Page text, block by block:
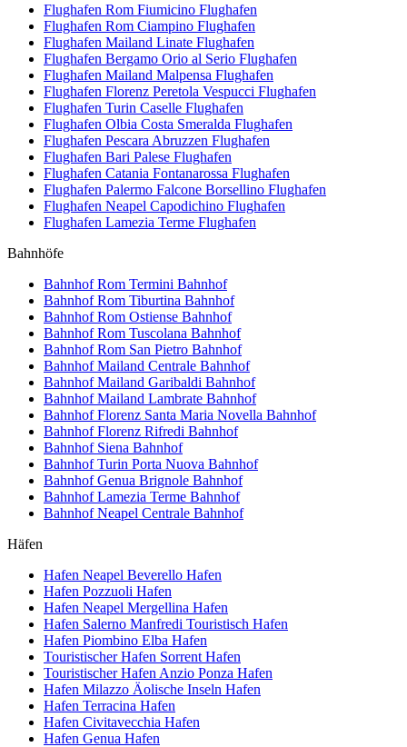
Flughafen Rom Fiumicino Flughafen
Flughafen Rom Ciampino Flughafen
Flughafen Mailand Linate Flughafen
Flughafen Bergamo Orio al Serio Flughafen
Flughafen Mailand Malpensa Flughafen
Flughafen Florenz Peretola Vespucci Flughafen
Flughafen Turin Caselle Flughafen
Flughafen Olbia Costa Smeralda Flughafen
Flughafen Pescara Abruzzen Flughafen
Flughafen Bari Palese Flughafen
Flughafen Catania Fontanarossa Flughafen
Flughafen Palermo Falcone Borsellino Flughafen
Flughafen Neapel Capodichino Flughafen
Flughafen Lamezia Terme Flughafen
Bahnhöfe
Bahnhof Rom Termini Bahnhof
Bahnhof Rom Tiburtina Bahnhof
Bahnhof Rom Ostiense Bahnhof
Bahnhof Rom Tuscolana Bahnhof
Bahnhof Rom San Pietro Bahnhof
Bahnhof Mailand Centrale Bahnhof
Bahnhof Mailand Garibaldi Bahnhof
Bahnhof Mailand Lambrate Bahnhof
Bahnhof Florenz Santa Maria Novella Bahnhof
Bahnhof Florenz Rifredi Bahnhof
Bahnhof Siena Bahnhof
Bahnhof Turin Porta Nuova Bahnhof
Bahnhof Genua Brignole Bahnhof
Bahnhof Lamezia Terme Bahnhof
Bahnhof Neapel Centrale Bahnhof
Häfen
Hafen Neapel Beverello Hafen
Hafen Pozzuoli Hafen
Hafen Neapel Mergellina Hafen
Hafen Salerno Manfredi Touristisch Hafen
Hafen Piombino Elba Hafen
Touristischer Hafen Sorrent Hafen
Touristischer Hafen Anzio Ponza Hafen
Hafen Milazzo Äolische Inseln Hafen
Hafen Terracina Hafen
Hafen Civitavecchia Hafen
Hafen Genua Hafen